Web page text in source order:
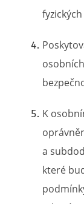
K
a
které